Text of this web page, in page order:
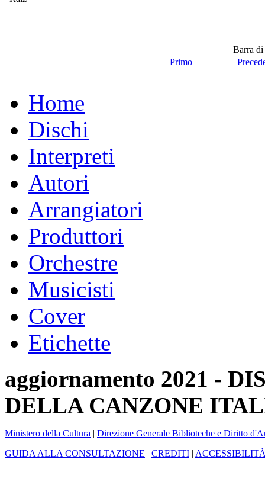
Barra
Primo
Home
Dischi
Interpreti
Autori
Arrangiatori
Produttori
Orchestre
Musicisti
Cover
Etichette
aggiornamento 2021 -
DELLA CANZONE
Ministero della Cultura | Direzione Generale Biblioteche e Diritto
GUIDA ALLA CONSULTAZIONE | CREDITI |